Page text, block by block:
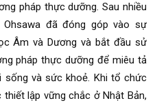
pháp thực dưỡng. Sau nhiều
đã đóng góp vào sự
Âm và Dương và bắt đầu sử
pháp thực dưỡng để miêu tả
và sức khoẻ. Khi tổ chức
lập vững chắc ở Nhật Bản,